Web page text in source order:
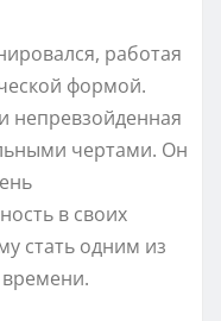
работая
формой.
непревзойденная
чертами. Он
в своих
стать одним из